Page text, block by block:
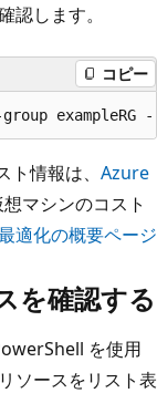
します。
コピー
情報は、 Azure
マシンのコスト
適化の概要ページ
を確認する
を使用
ソースをリスト表